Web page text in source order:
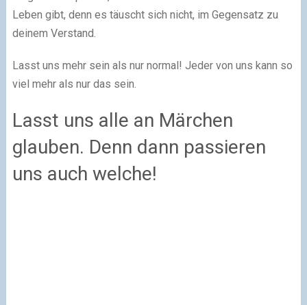
Leben gibt, denn es täuscht sich nicht, im Gegensatz zu
deinem Verstand.
Lasst uns mehr sein als nur normal! Jeder von uns kann so
viel mehr als nur das sein.
Lasst uns alle an Märchen
glauben. Denn dann passieren
uns auch welche!